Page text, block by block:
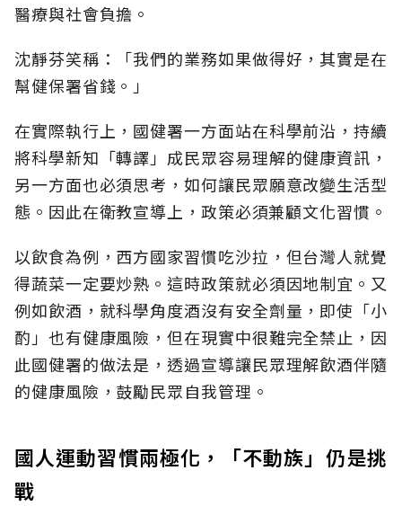
醫療與社會負擔。
沈靜芬笑稱：「我們的業務如果做得好，其實是在
幫健保署省錢。」
在實際執行上，國健署一方面站在科學前沿，持續
將科學新知「轉譯」成民眾容易理解的健康資訊，
另一方面也必須思考，如何讓民眾願意改變生活型
態。因此在衛教宣導上，政策必須兼顧文化習慣。
以飲食為例，西方國家習慣吃沙拉，但台灣人就覺
得蔬菜一定要炒熟。這時政策就必須因地制宜。又
例如飲酒，就科學角度酒沒有安全劑量，即使「小
酌」也有健康風險，但在現實中很難完全禁止，因
此國健署的做法是，透過宣導讓民眾理解飲酒伴隨
的健康風險，鼓勵民眾自我管理。
國人運動習慣兩極化，「不動族」仍是挑
戰